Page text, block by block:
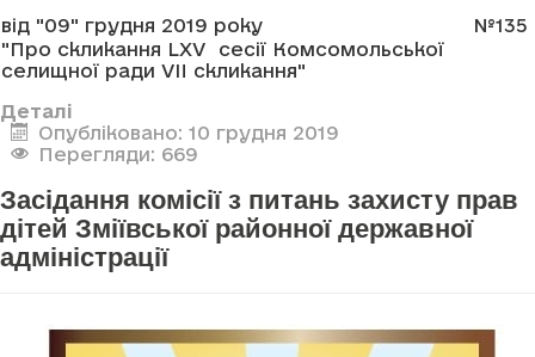
від "09" грудня 2019 року
№135
"Про скликання LXV сесії Комсомольської
селищної ради VII скликання"
Деталі
Опубліковано: 10 грудня 2019
Перегляди: 669
Засідання комісії з питань захисту прав
дітей Зміївської районної державної
адміністрації